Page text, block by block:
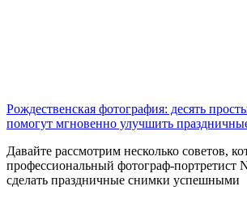
Рождественская фотография: десять
помогут мгновенно улучшить
Давайте рассмотрим несколько советов,
профессиональный фотограф-портретист
сделать праздничные снимки успешными